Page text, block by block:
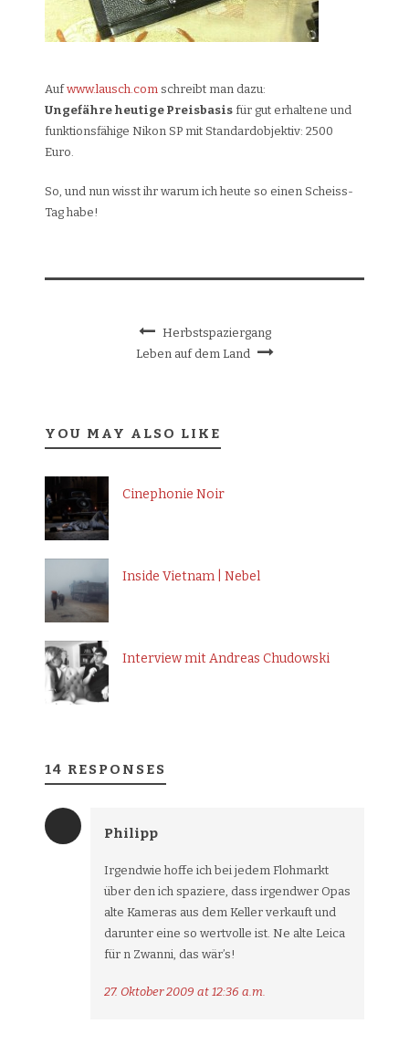
Aufwww.lausch.com schreibt man dazu:
Ungefähre heutige Preisbasis für gut erhaltene und
funktionsfähige Nikon SP mit Standardobjektiv: 2500
Euro.
So, und nun wisst ihr warum ich heute so einen Scheiss-
Tag habe!
Herbstspaziergang
Leben auf dem Land
YOU MAY ALSO LIKE
Cinephonie Noir
Inside Vietnam | Nebel
Interview mit Andreas Chudowski
14 RESPONSES
Philipp
Irgendwie hoffe ich bei jedem Flohmarkt
über den ich spaziere, dass irgendwer Opas
alte Kameras aus dem Keller verkauft und
darunter eine so wertvolle ist. Ne alte Leica
für n Zwanni, das wär’s!
27. Oktober 2009 at 12:36 a.m.